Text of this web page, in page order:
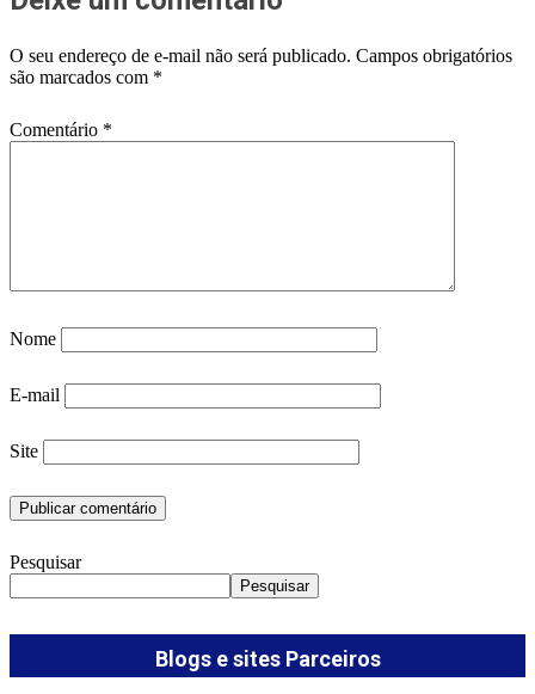
O seu endereço de e-mail não será publicado. Campos obrigatórios
são marcados com *
Comentário *
Nome
E-mail
Site
Pesquisar
Pesquisar
Blogs e sites Parceiros